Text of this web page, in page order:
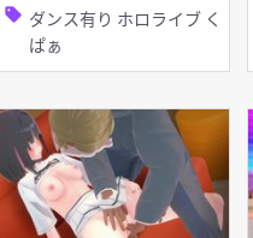
sell ダンス有り ホロライブ く
ぱぁ